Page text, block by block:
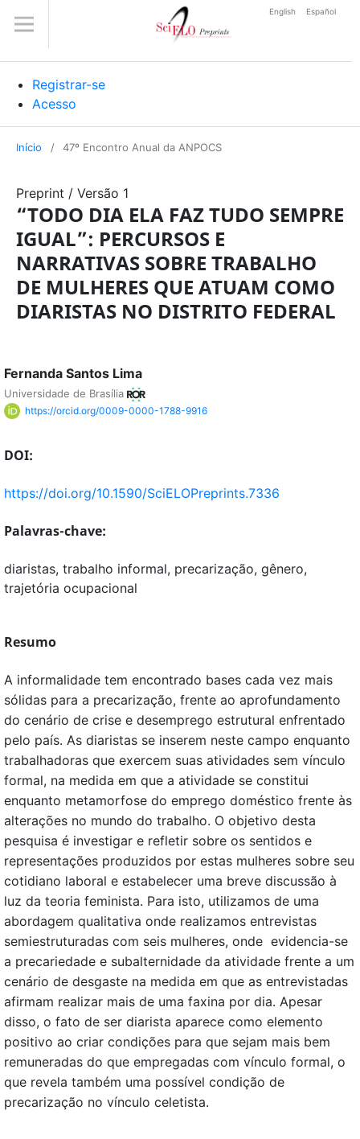
Registrar-se
Acesso
English Español
Início / 47º Encontro Anual da ANPOCS
Preprint / Versão 1
“TODO DIA ELA FAZ TUDO SEMPRE
IGUAL”: PERCURSOS E
NARRATIVAS SOBRE TRABALHO
DE MULHERES QUE ATUAM COMO
DIARISTAS NO DISTRITO FEDERAL
Fernanda Santos Lima
Universidade de Brasília
https://orcid.org/0009-0000-1788-9916
DOI:
https://doi.org/10.1590/SciELOPreprints.7336
Palavras-chave:
diaristas, trabalho informal, precarização, gênero,
trajetória ocupacional
Resumo
A informalidade tem encontrado bases cada vez mais
sólidas para a precarização, frente ao aprofundamento
do cenário de crise e desemprego estrutural enfrentado
pelo país. As diaristas se inserem neste campo enquanto
trabalhadoras que exercem suas atividades sem vínculo
formal, na medida em que a atividade se constitui
enquanto metamorfose do emprego doméstico frente às
alterações no mundo do trabalho. O objetivo desta
pesquisa é investigar e refletir sobre os sentidos e
representações produzidos por estas mulheres sobre seu
cotidiano laboral e estabelecer uma breve discussão à
luz da teoria feminista. Para isto, utilizamos de uma
abordagem qualitativa onde realizamos entrevistas
semiestruturadas com seis mulheres, onde evidencia-se
a precariedade e subalternidade da atividade frente a um
cenário de desgaste na medida em que as entrevistadas
afirmam realizar mais de uma faxina por dia. Apesar
disso, o fato de ser diarista aparece como elemento
positivo ao criar condições para que sejam mais bem
remuneradas do que empregadas com vínculo formal, o
que revela também uma possível condição de
precarização no vínculo celetista.